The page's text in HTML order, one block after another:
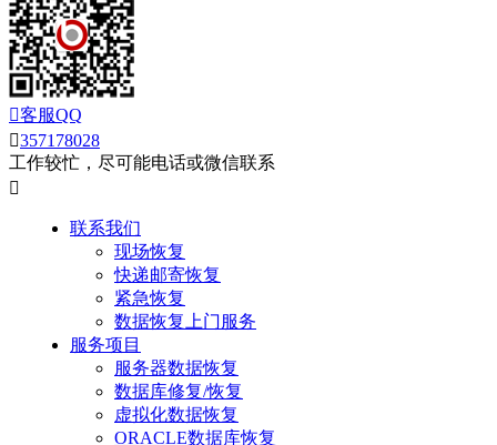
客服QQ
357178028
工作较忙，尽可能电话或微信联系

联系我们
现场恢复
快递邮寄恢复
紧急恢复
数据恢复上门服务
服务项目
服务器数据恢复
数据库修复/恢复
虚拟化数据恢复
ORACLE数据库恢复